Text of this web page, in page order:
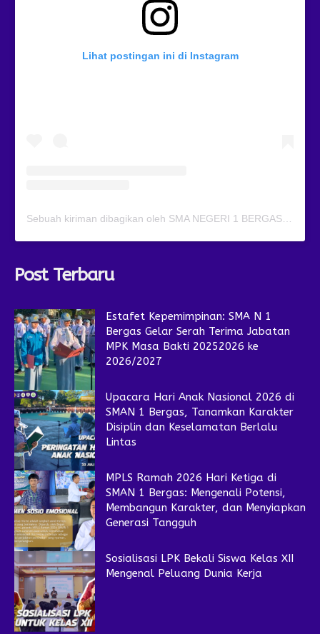
Lihat postingan ini di Instagram
Post Terbaru
Estafet Kepemimpinan: SMA N 1
Bergas Gelar Serah Terima Jabatan
MPK Masa Bakti 20252026 ke
2026/2027
Upacara Hari Anak Nasional 2026 di
SMAN 1 Bergas, Tanamkan Karakter
Disiplin dan Keselamatan Berlalu
Lintas
MPLS Ramah 2026 Hari Ketiga di
SMAN 1 Bergas: Mengenali Potensi,
Membangun Karakter, dan Menyiapkan
Generasi Tangguh
Sosialisasi LPK Bekali Siswa Kelas XII
Mengenal Peluang Dunia Kerja